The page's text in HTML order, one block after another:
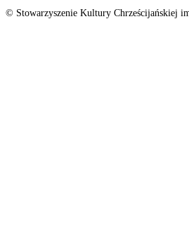
© Stowarzyszenie Kultury Chrześcijańskiej